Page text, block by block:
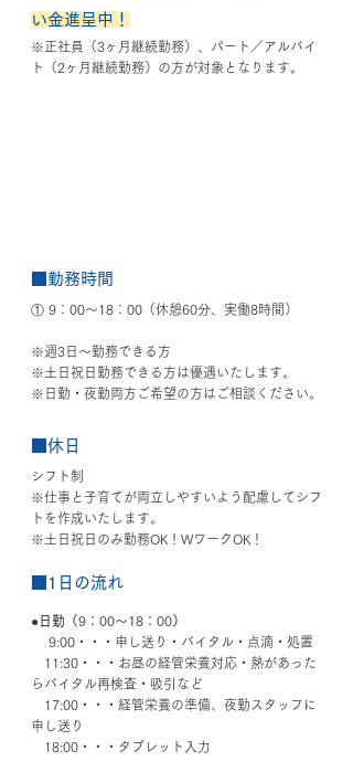
い金進呈中！
※正社員（3ヶ月継続勤務）、パート／アルバイ
ト（2ヶ月継続勤務）の方が対象となります。
■勤務時間
① 9：00〜18：00（休憩60分、実働8時間）
※週3日～勤務できる方
※土日祝日勤務できる方は優遇いたします。
※日勤・夜勤両方ご希望の方はご相談ください。
■休日
シフト制
※仕事と子育てが両立しやすいよう配慮してシフ
トを作成いたします。
※土日祝日のみ勤務OK！WワークOK！
■1日の流れ
●日勤（9：00〜18：00）
9:00・・・申し送り・バイタル・点滴・処置
11:30・・・お昼の経管栄養対応・熱があった
らバイタル再検査・吸引など
17:00・・・経管栄養の準備、夜勤スタッフに
申し送り
18:00・・・タブレット入力